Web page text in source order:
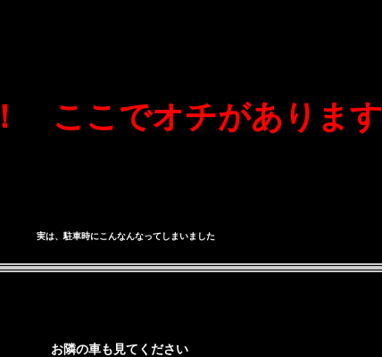
ここでオチがあります
実は、駐車時にこんなんなってしまいました
お隣の車も見てください